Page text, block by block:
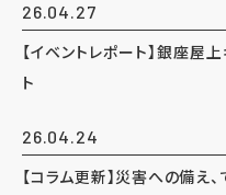
26.04.27
【イベントレポート】銀座屋
ト
26.04.24
【コラム更新】災害への備え